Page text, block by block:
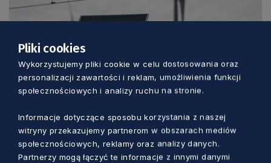
KOMUNIKACJA
Pliki cookies
Wykorzystujemy pliki cookie w celu dostosowania oraz
personalizacji zawartości i reklam, umożliwienia funkcji
społecznościowych i analizy ruchu na stronie.
Informacje dotyczące sposobu korzystania z naszej
witryny przekazujemy partnerom w obszarach mediów
społecznościowych, reklamy oraz analizy danych.
Partnerzy mogą łączyć te informacje z innymi danymi